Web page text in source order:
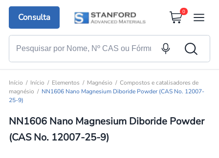
Consulta
0
Início Início Elementos Magnésio
Compostos e catalisadores de
magnésio
NN1606 Nano Magnesium Diboride Powder (CAS No. 12007-
25-9)
NN1606 Nano Magnesium Diboride Powder
(CAS No. 12007-25-9)